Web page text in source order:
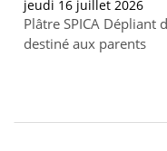
jeudi 16 juillet 2026
Plâtre SPICA Dépliant
destiné aux parents